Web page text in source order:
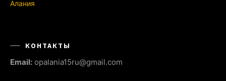
КОНТАКТЫ
Email: opalania15ru@gmail.com